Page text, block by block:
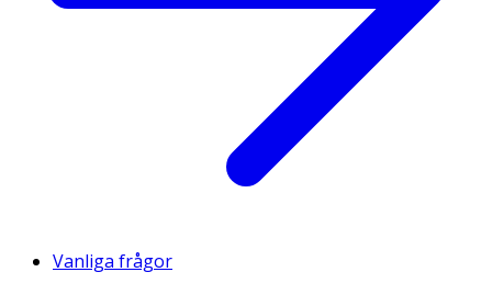
Vanliga frågor